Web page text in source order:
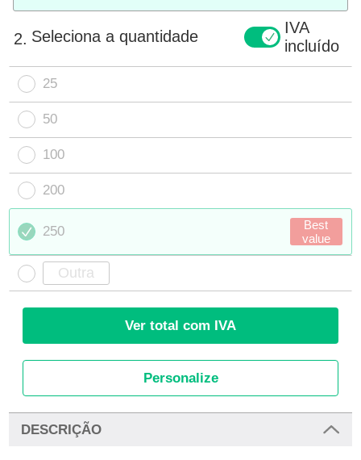
2. Seleciona a quantidade
IVA
incluído
25
50
100
200
250
Best
value
Ver total com IVA
Personalize
DESCRIÇÃO